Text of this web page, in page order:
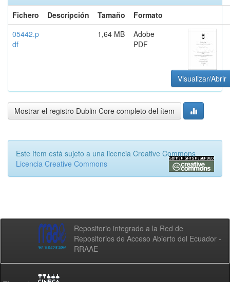
Fichero
Descripción Tamaño
Formato
05442.p
df
1,64 MB
Adobe
PDF
Visualizar/Abrir
Mostrar el registro Dublin Core completo del ítem
Este ítem está sujeto a una licencia Creative Commons
Licencia Creative Commons
Repositorio integrado a la Red de
Repositorios de Acceso Abierto del Ecuador -
RRAAE